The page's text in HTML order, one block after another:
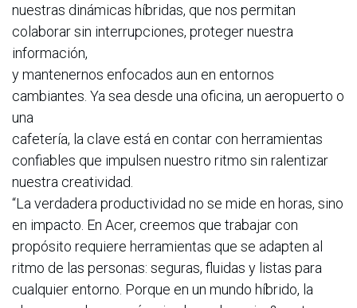
nuestras dinámicas híbridas, que nos permitan
colaborar sin interrupciones, proteger nuestra
información,
y mantenernos enfocados aun en entornos
cambiantes. Ya sea desde una oficina, un aeropuerto o
una
cafetería, la clave está en contar con herramientas
confiables que impulsen nuestro ritmo sin ralentizar
nuestra creatividad.
“La verdadera productividad no se mide en horas, sino
en impacto. En Acer, creemos que trabajar con
propósito requiere herramientas que se adapten al
ritmo de las personas: seguras, fluidas y listas para
cualquier entorno. Porque en un mundo híbrido, la